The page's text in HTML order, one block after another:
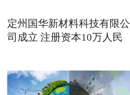
定州国华新材料科技有限公
司成立 注册资本10万人民